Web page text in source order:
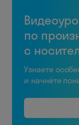
по
с
Узнаете
и начнёте